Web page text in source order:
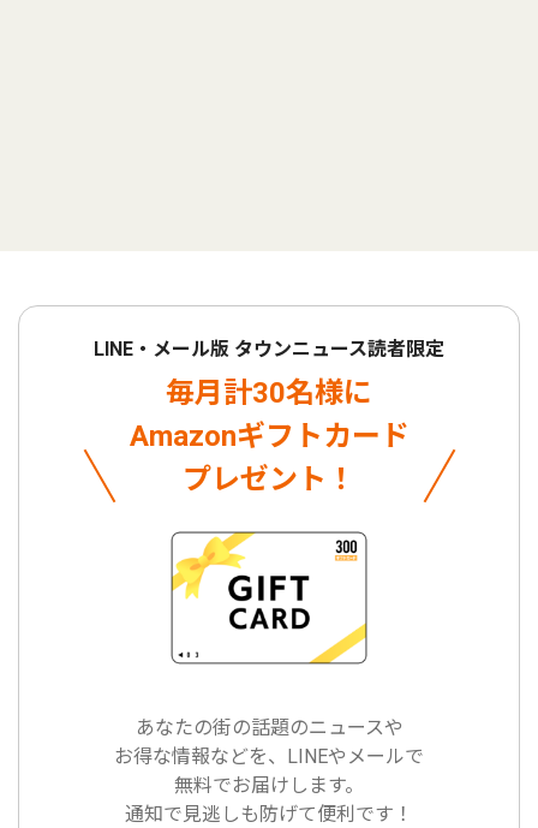
LINE・メール版 タウンニュース読者限定
毎月計30名様に
Amazonギフトカード
プレゼント！
あなたの街の話題のニュースや
お得な情報などを、LINEやメールで
無料でお届けします。
通知で見逃しも防げて便利です！